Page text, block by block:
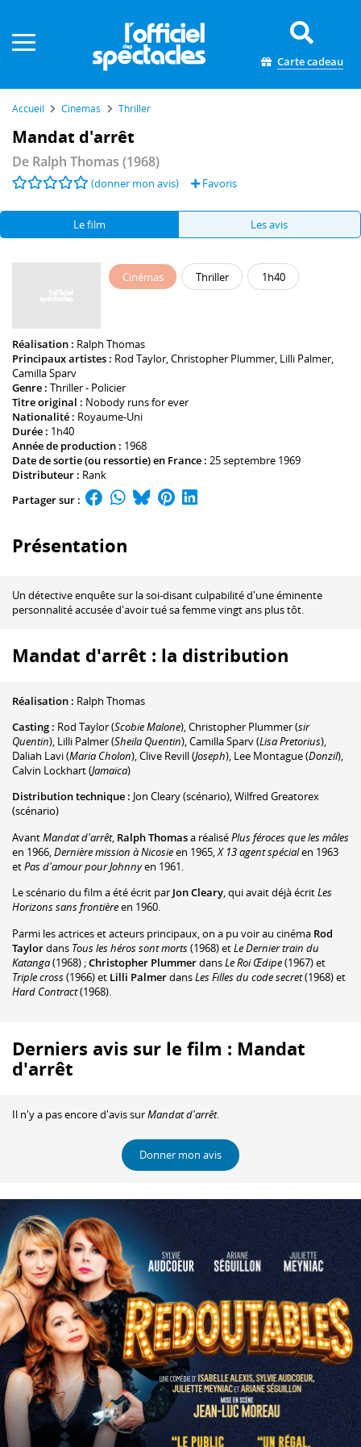
Carte cadeau
Accueil Cinémas Thriller
Mandat d'arrêt
De Ralph Thomas (1968)
(donner mon avis) Favoris
Le film Les avis
Cinémas Thriller 1h40
Réalisation : Ralph Thomas
Principaux artistes : Rod Taylor,Christopher Plummer, Lilli Palmer,
Camilla Sparv
Genre : Thriller - Policier
Titre original : Nobody runs for ever
Nationalité : Royaume-Uni
Durée : 1h40
Année de production : 1968
Date de sortie (ou ressortie) en France : 25 septembre 1969
Distributeur : Rank
Partager sur :
Présentation
Un détective enquête sur la soi-disant culpabilité d'une éminente
personnalité accusée d'avoir tué sa femme vingt ans plus tôt.
Mandat d'arrêt : la distribution
Réalisation : Ralph Thomas
Casting : Rod Taylor(Scobie Malone),Christopher Plummer(sir
Quentin), Lilli Palmer(Sheila Quentin),Camilla Sparv(Lisa Pretorius),
Daliah Lavi(Maria Cholon),Clive Revill(Joseph), Lee Montague(Donzil),
Calvin Lockhart(Jamaica)
Distribution technique : Jon Cleary(scénario),Wilfred Greatorex
(scénario)
AvantMandat d'arrêt, Ralph Thomasa réaliséPlus féroces que les mâles
en 1966,Dernière mission à Nicosieen 1965,X 13 agent spécialen 1963
etPas d'amour pour Johnnyen 1961.
Le scénario du film a été écrit par Jon Cleary, qui avait déjà écritLes
Horizons sans frontièreen 1960.
Parmi les actrices et acteurs principaux, on a pu voir au cinéma Rod
Taylordans Tous les héros sont morts(1968) etLe Dernier train du
Katanga(1968) ;Christopher PlummerdansLe Roi Œdipe(1967) et
Triple cross(1966) et Lilli PalmerdansLes Filles du code secret(1968) et
Hard Contract(1968).
Derniers avis sur le film : Mandat
d'arrêt
Il n'y a pas encore d'avis surMandat d'arrêt.
Donner mon avis